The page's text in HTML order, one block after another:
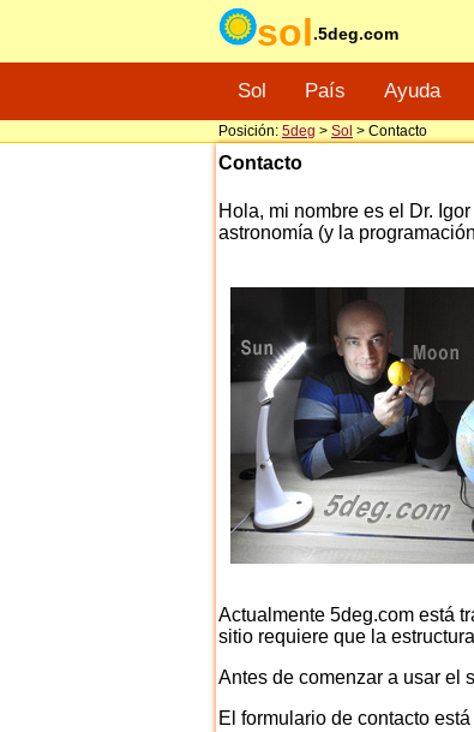
sol.5deg.com
Sol País Ayuda
Posición: 5deg > Sol > Contacto
Contacto
Hola, mi nombre es el Dr.
astronomía (y la
Actualmente 5deg.com está
sitio requiere que la
Antes de comenzar a usar el
El formulario de contacto